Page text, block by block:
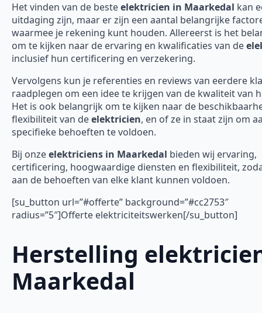
Het vinden van de besteelektricien in Maarkedal kan
uitdaging zijn, maar er zijn een aantal belangrijke
waarmee je rekening kunt houden. Allereerst is het
om te kijken naar de ervaring en kwalificaties van de
inclusief hun certificering en verzekering.
Vervolgens kun je referenties en reviews van eerdere
raadplegen om een idee te krijgen van de kwaliteit van
Het is ook belangrijk om te kijken naar de
flexibiliteit van deelektricien, en of ze in staat zijn om
specifieke behoeften te voldoen.
Bij onzeelektriciens in Maarkedal bieden wij ervaring,
certificering, hoogwaardige diensten en flexibiliteit,
aan de behoeften van elke klant kunnen voldoen.
[su_button url=”#offerte” background=”#cc2753″
radius=”5″]Offerte elektriciteitswerken[/su_button]
Herstelling
Maarkedal